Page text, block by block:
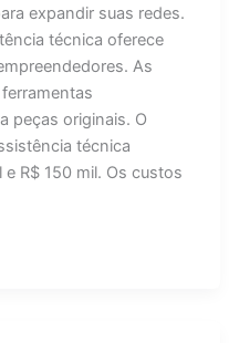
expandir suas redes.
técnica oferece
As
peças originais. O
técnica
R$ 150 mil. Os custos